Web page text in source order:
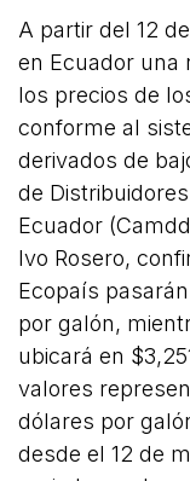
A partir del 12
en Ecuador una
los precios de
conforme al
derivados de
de
Ecuador
Ivo Rosero,
Ecopaís
por galón,
ubicará en
valores
dólares por
desde el 12 de